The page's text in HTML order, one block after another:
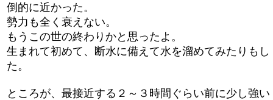
倒的に近かった。
勢力も全く衰えない。
もうこの世の終わりかと思ったよ。
生まれて初めて、断水に備えて水を溜めてみたりもし
た。
ところが、最接近する２～３時間ぐらい前に少し強い